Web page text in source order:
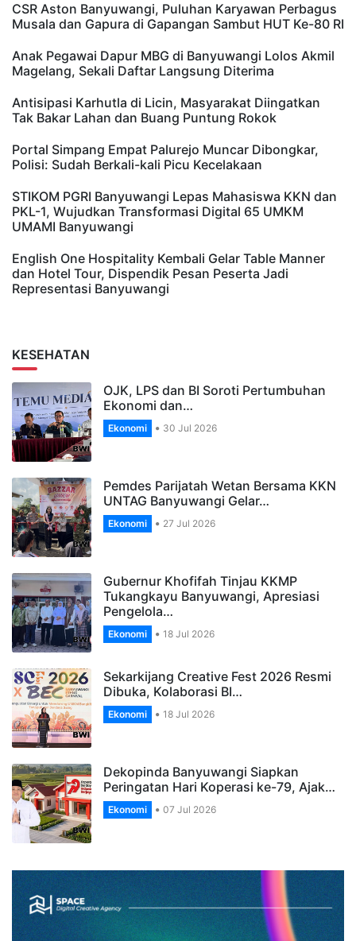
CSR Aston Banyuwangi, Puluhan Karyawan Perbagus
Musala dan Gapura di Gapangan Sambut HUT Ke-80 RI
Anak Pegawai Dapur MBG di Banyuwangi Lolos Akmil
Magelang, Sekali Daftar Langsung Diterima
Antisipasi Karhutla di Licin, Masyarakat Diingatkan
Tak Bakar Lahan dan Buang Puntung Rokok
Portal Simpang Empat Palurejo Muncar Dibongkar,
Polisi: Sudah Berkali-kali Picu Kecelakaan
STIKOM PGRI Banyuwangi Lepas Mahasiswa KKN dan
PKL-1, Wujudkan Transformasi Digital 65 UMKM
UMAMI Banyuwangi
English One Hospitality Kembali Gelar Table Manner
dan Hotel Tour, Dispendik Pesan Peserta Jadi
Representasi Banyuwangi
KESEHATAN
OJK, LPS dan BI Soroti Pertumbuhan
Ekonomi dan…
Ekonomi 30 Jul 2026
Pemdes Parijatah Wetan Bersama KKN
UNTAG Banyuwangi Gelar…
Ekonomi 27 Jul 2026
Gubernur Khofifah Tinjau KKMP
Tukangkayu Banyuwangi, Apresiasi
Pengelola…
Ekonomi 18 Jul 2026
Sekarkijang Creative Fest 2026 Resmi
Dibuka, Kolaborasi BI…
Ekonomi 18 Jul 2026
Dekopinda Banyuwangi Siapkan
Peringatan Hari Koperasi ke-79, Ajak…
Ekonomi 07 Jul 2026